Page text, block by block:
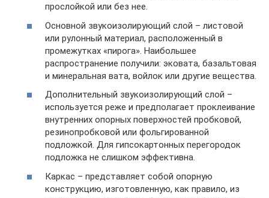
прослойкой или без нее.
Основной звукоизолирующий слой – листовой
или рулонный материал, расположенный в
промежутках «пирога». Наибольшее
распространение получили: эковата, базальтовая
и минеральная вата, войлок или другие вещества.
Дополнительный звукоизолирующий слой –
используется реже и предполагает проклеивание
внутренних опорных поверхностей пробковой,
резинопробковой или фольгированной
подложкой. Для гипсокартонных перегородок
подложка не слишком эффективна.
Каркас – представляет собой опорную
конструкцию, изготовленную, как правило, из